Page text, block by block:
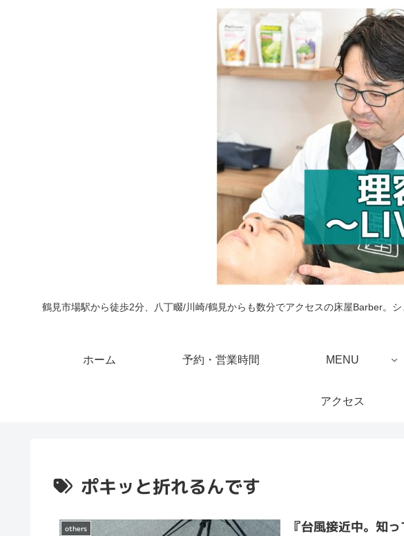
鶴見市場駅から徒歩2分、八丁畷/川崎/鶴見からも数分でアクセスの床屋Barber。
ホーム 予約・営業時間 MENU
アクセス
ポキッと折れるんです
others
『台風接近中。知